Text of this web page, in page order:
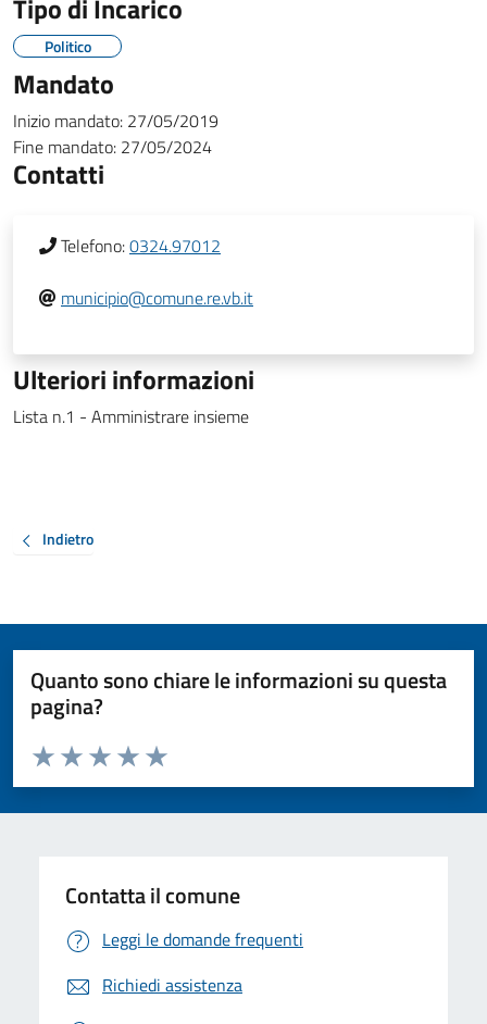
Tipo di Incarico
Politico
Mandato
Inizio mandato: 27/05/2019
Fine mandato: 27/05/2024
Contatti
Telefono:0324.97012
municipio@comune.re.vb.it
Ulteriori informazioni
Lista n.1 - Amministrare insieme
Indietro
Quanto sono chiare le informazioni su questa
pagina?
Valuta da 1 a 5 stelle la pagina
Valuta 5 stelle su 5
Valuta 4 stelle su 5
Valuta 3 stelle su 5
Valuta 2 stelle su 5
Valuta 1 stelle su 5
Contatta il comune
Leggi le domande frequenti
Richiedi assistenza